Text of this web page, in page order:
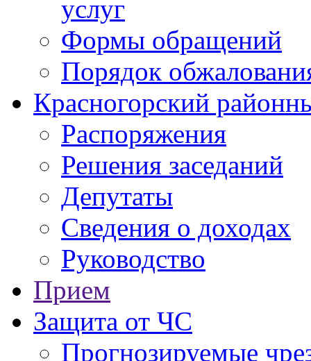
услуг
Формы обращений
Порядок
Красногорский
Распоряжения
Решения заседаний
Депутаты
Сведения о доходах
Руководство
Прием
Защита от ЧС
Прогнозируемые